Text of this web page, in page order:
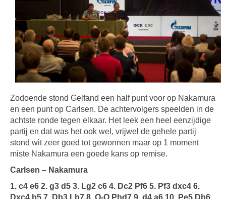
Zodoende stond Gelfand een half punt voor op Nakamura
en een punt op Carlsen. De achtervolgers speelden in de
achtste ronde tegen elkaar. Het leek een heel eenzijdige
partij en dat was het ook wel, vrijwel de gehele partij
stond wit zeer goed tot gewonnen maar op 1 moment
miste Nakamura een goede kans op remise.
Carlsen – Nakamura
1. c4 e6 2. g3 d5 3. Lg2 c6 4. Dc2 Pf6 5. Pf3 dxc4 6.